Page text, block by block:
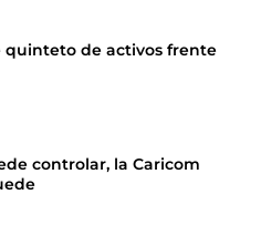
quinteto de activos frente
controlar, la Caricom